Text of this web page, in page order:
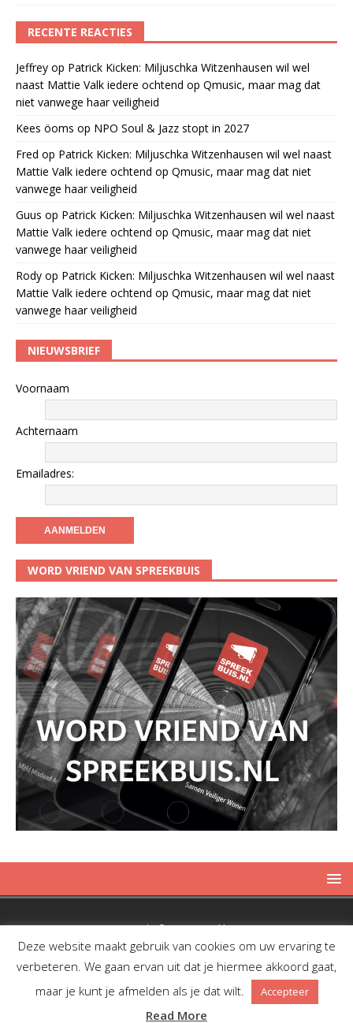
RECENTE REACTIES
Jeffrey op Patrick Kicken: Miljuschka Witzenhausen wil wel
naast Mattie Valk iedere ochtend op Qmusic, maar mag dat
niet vanwege haar veiligheid
Kees öoms op NPO Soul & Jazz stopt in 2027
Fred op Patrick Kicken: Miljuschka Witzenhausen wil wel naast
Mattie Valk iedere ochtend op Qmusic, maar mag dat niet
vanwege haar veiligheid
Guus op Patrick Kicken: Miljuschka Witzenhausen wil wel naast
Mattie Valk iedere ochtend op Qmusic, maar mag dat niet
vanwege haar veiligheid
Rody op Patrick Kicken: Miljuschka Witzenhausen wil wel naast
Mattie Valk iedere ochtend op Qmusic, maar mag dat niet
vanwege haar veiligheid
NIEUWSBRIEF
Voornaam
Achternaam
Emailadres:
WORD VRIEND VAN SPREEKBUIS
Copyright © 2019 Spreekbuis
Deze website maakt gebruik van cookies om uw ervaring te
verbeteren. We gaan ervan uit dat je hiermee akkoord gaat,
maar je kunt je afmelden als je dat wilt.
Accepteer
Read More